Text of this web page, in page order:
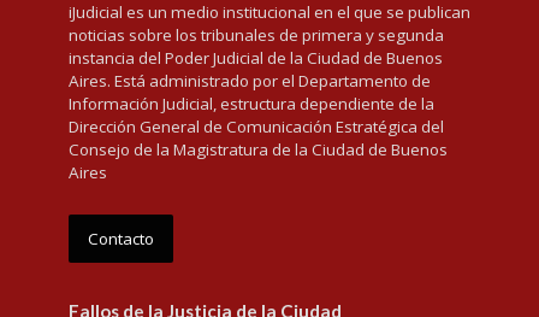
iJudicial es un medio institucional en el que se publican
noticias sobre los tribunales de primera y segunda
instancia del Poder Judicial de la Ciudad de Buenos
Aires. Está administrado por el Departamento de
Información Judicial, estructura dependiente de la
Dirección General de Comunicación Estratégica del
Consejo de la Magistratura de la Ciudad de Buenos
Aires
Contacto
Fallos de la Justicia de la Ciudad